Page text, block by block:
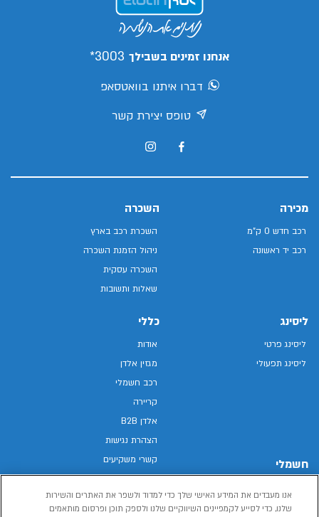
אנחנו זמינים בשבילך 3003*
דברו איתנו בוואטסאפ
טופס יצירת קשר
מכירה
רכב חדש 0 ק"מ
רכב יד ראשונה
השכרה
השכרת רכב בארץ
ניהול הזמנת השכרה
השכרה עסקית
שאלות ותשובות
ליסינג
ליסינג פרטי
ליסינג תפעולי
חשמלי
רכב חשמלי
כללי
אודות
מגזין אלדן
רכב חשמלי
קריירה
אלדן B2B
הצהרת נגישות
קשרי משקיעים
מפת האתר
מדיניות פרטיות
אנו מעבדים את המידע האישי שלך כדי למדוד ולשפר את האתרים והשירות
שלנו, כדי לסייע לקמפיינים השיווקיים שלנו ולספק תוכן ופרסום מותאמים